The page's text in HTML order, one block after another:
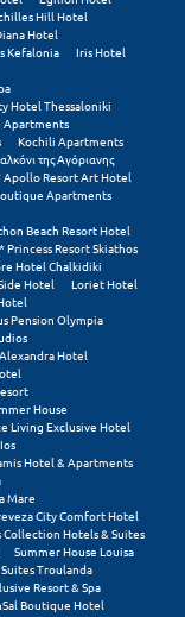
Hill Hotel
Hotel
Kefalonia
Iris Hotel
Hotel Thessaloniki
Apartments
Kochili Apartments
της Αγόριανης
Apollo Resort Art Hotel
Apartments
Beach Resort Hotel
Princess Resort Skiathos
Hotel Chalkidiki
Hotel
Loriet Hotel
Pension Olympia
Alexandra Hotel
House
Living Exclusive Hotel
Hotel & Apartments
Mare
City Comfort Hotel
Collection Hotels & Suites
Summer House Louisa
Troulanda
Resort & Spa
Boutique Hotel